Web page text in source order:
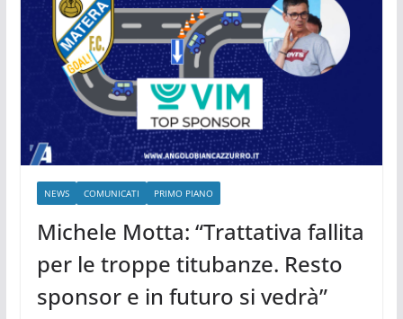
NEWS COMUNICATI PRIMO PIANO
Michele Motta: “Trattativa fallita
per le troppe titubanze. Resto
sponsor e in futuro si vedrà”